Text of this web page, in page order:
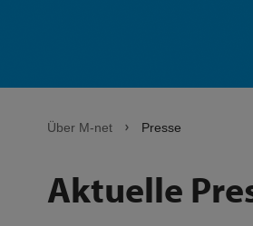
Über M-net Presse
Aktuelle